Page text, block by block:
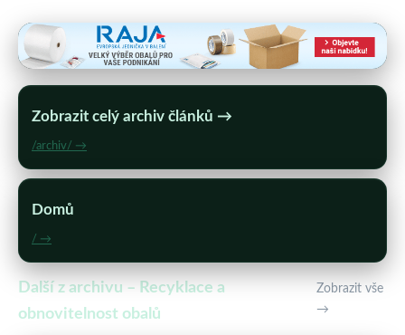
Zobrazit celý archiv článků →
/archiv/ →
Domů
/ →
Další z archivu – Recyklace a
obnovitelnost obalů
Zobrazit vše
→